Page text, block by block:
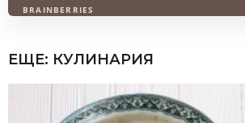
ЕЩЕ: КУЛИНАРИЯ